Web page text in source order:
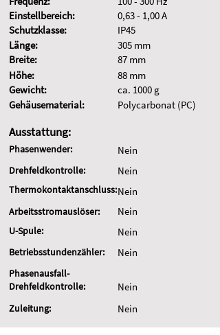
Einstellbereich:
Schutzklasse:
Länge:
Breite:
Höhe:
Gewicht:
Gehäusematerial:
0,63 - 1,00 A
IP45
305 mm
87 mm
88 mm
ca. 1000 g
Polycarbonat (PC)
Ausstattung:
Phasenwender: Nein
Drehfeldkontrolle: Nein
Thermokontaktanschluss:Nein
Arbeitsstromauslöser:
U-Spule:
Nein
Nein
Betriebsstundenzähler: Nein
Phasenausfall-
Drehfeldkontrolle:
Nein
Zuleitung: Nein